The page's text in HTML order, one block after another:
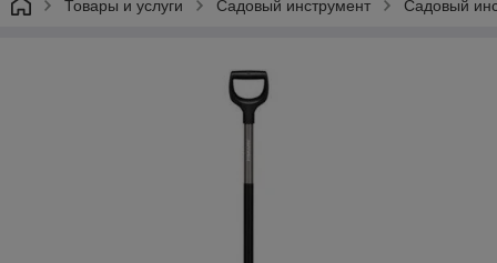
Товары и услуги Садовый инструмент Садовый